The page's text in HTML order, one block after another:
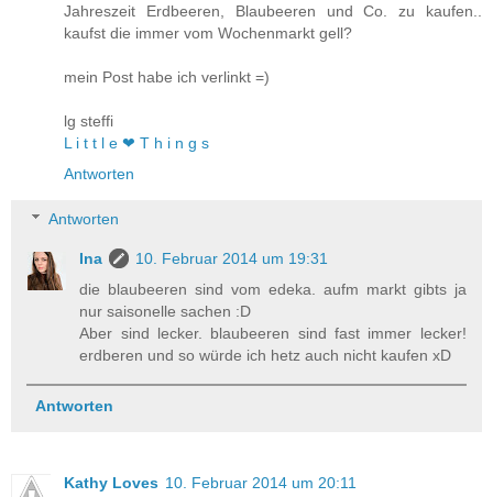
Jahreszeit Erdbeeren, Blaubeeren und Co. zu kaufen..
kaufst die immer vom Wochenmarkt gell?
mein Post habe ich verlinkt =)
lg steffi
L i t t l e ❤ T h i n g s
Antworten
Antworten
Ina
10. Februar 2014 um 19:31
die blaubeeren sind vom edeka. aufm markt gibts ja
nur saisonelle sachen :D
Aber sind lecker. blaubeeren sind fast immer lecker!
erdberen und so würde ich hetz auch nicht kaufen xD
Antworten
Kathy Loves 10. Februar 2014 um 20:11